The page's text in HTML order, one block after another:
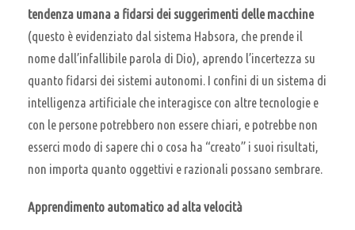
tendenza umana a fidarsi dei suggerimenti delle macchine
(questo è evidenziato dal sistema Habsora, che prende il
nome dall’infallibile parola di Dio), aprendo l’incertezza su
quanto fidarsi dei sistemi autonomi. I confini di un sistema di
intelligenza artificiale che interagisce con altre tecnologie e
con le persone potrebbero non essere chiari, e potrebbe non
esserci modo di sapere chi o cosa ha “creato” i suoi risultati,
non importa quanto oggettivi e razionali possano sembrare.
Apprendimento automatico ad alta velocità